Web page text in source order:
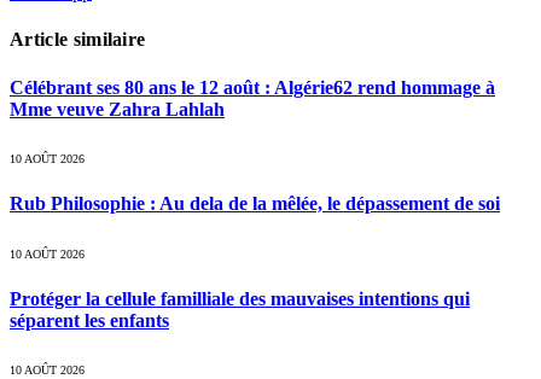
Article similaire
Célébrant ses 80 ans le 12 août : Algérie62 rend hommage à
Mme veuve Zahra Lahlah
10 AOÛT 2026
Rub Philosophie : Au dela de la mêlée, le dépassement de soi
10 AOÛT 2026
Protéger la cellule familliale des mauvaises intentions qui
séparent les enfants
10 AOÛT 2026